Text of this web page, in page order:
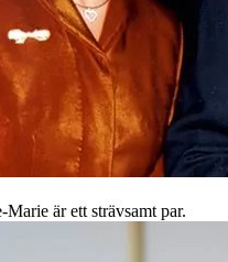
är ett strävsamt par.